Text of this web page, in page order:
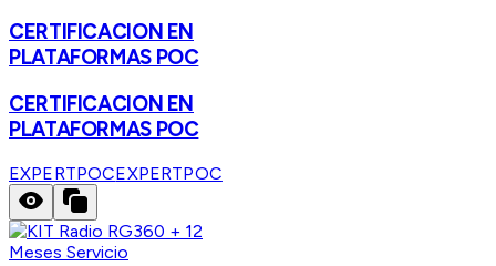
CERTIFICACION EN
PLATAFORMAS POC
CERTIFICACION EN
PLATAFORMAS POC
EXPERTPOCEXPERTPOC